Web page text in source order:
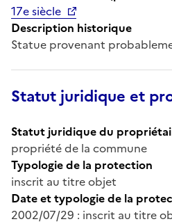
17e siècle
Description historique
Statue provenant
Statut juridique et
Statut juridique du
propriété de la commune
Typologie de la protection
inscrit au titre objet
Date et typologie de la
2002/07/29 : inscrit au titre